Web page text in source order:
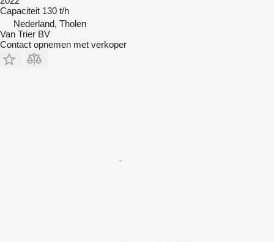
Capaciteit 130 t/h
Nederland, Tholen
Van Trier BV
Contact opnemen met verkoper